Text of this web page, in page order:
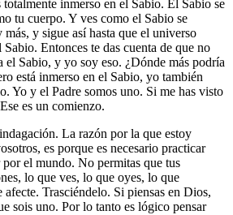
totalmente inmerso en el Sabio. El Sabio se
tu cuerpo. Y ves como el Sabio se
y sigue así hasta que el universo
Sabio. Entonces te das cuenta de que no
el Sabio, y yo soy eso. ¿Dónde más podría
está inmerso en el Sabio, yo también
Yo y el Padre somos uno. Si me has visto
es un comienzo.
La razón por la que estoy
es porque es necesario practicar
el mundo. No permitas que tus
lo que ves, lo que oyes, lo que
afecte. Trasciéndelo. Si piensas en Dios,
sois uno. Por lo tanto es lógico pensar